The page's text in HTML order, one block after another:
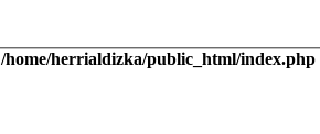
/home/herrialdizka/public_html/index.php